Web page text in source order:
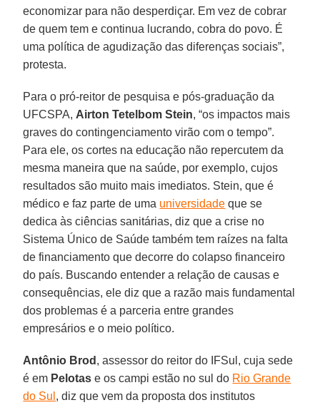
economizar para não desperdiçar. Em vez de cobrar
de quem tem e continua lucrando, cobra do povo. É
uma política de agudização das diferenças sociais”,
protesta.
Para o pró-reitor de pesquisa e pós-graduação da
UFCSPA, Airton Tetelbom Stein, “os impactos mais
graves do contingenciamento virão com o tempo”.
Para ele, os cortes na educação não repercutem da
mesma maneira que na saúde, por exemplo, cujos
resultados são muito mais imediatos. Stein, que é
médico e faz parte de uma universidade que se
dedica às ciências sanitárias, diz que a crise no
Sistema Único de Saúde também tem raízes na falta
de financiamento que decorre do colapso financeiro
do país. Buscando entender a relação de causas e
consequências, ele diz que a razão mais fundamental
dos problemas é a parceria entre grandes
empresários e o meio político.
Antônio Brod , assessor do reitor do IFSul, cuja sede
é em Pelotas e os campi estão no sul do Rio Grande
do Sul , diz que vem da proposta dos institutos